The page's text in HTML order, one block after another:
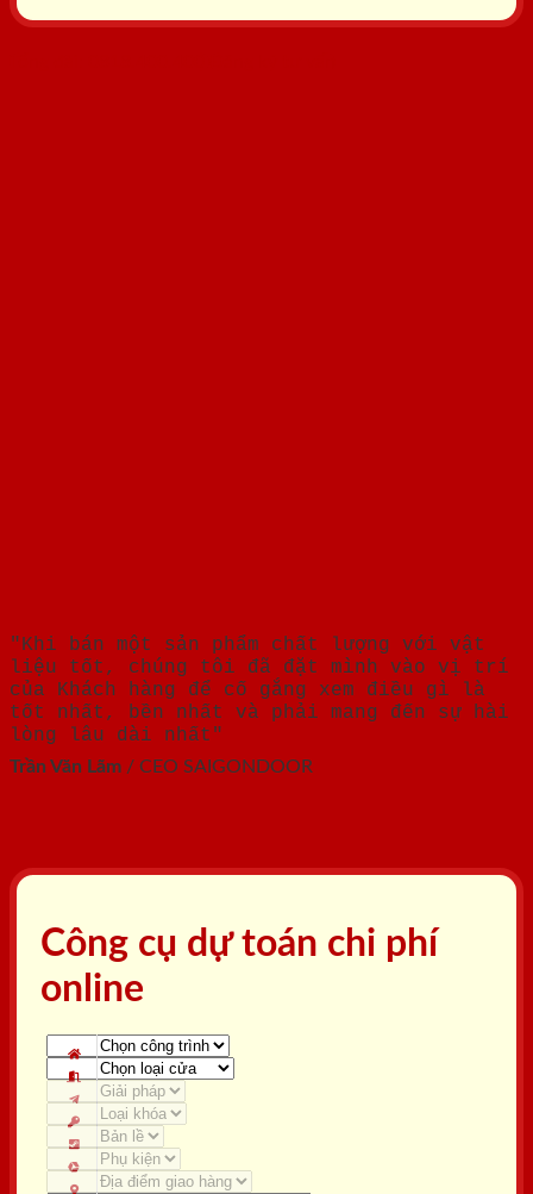
"Khi bán một sản phẩm chất lượng với vật
liệu tốt, chúng tôi đã đặt mình vào vị trí
của Khách hàng để cố gắng xem điều gì là
tốt nhất, bền nhất và phải mang đến sự hài
lòng lâu dài nhất"
Trần Văn Lãm / CEO SAIGONDOOR
Công cụ dự toán chi phí
online